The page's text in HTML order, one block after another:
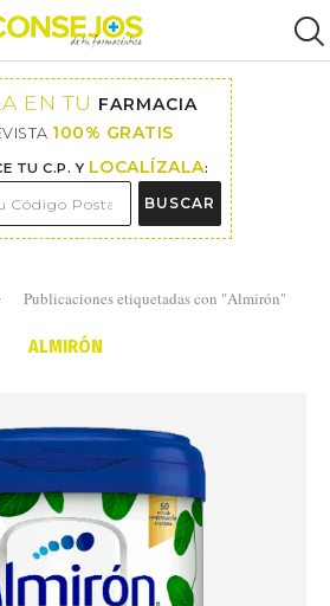
EN TU FARMACIA
100% GRATIS
TU C.P. Y LOCALÍZALA:
BUSCAR
Publicaciones etiquetadas con "Almirón"
ALMIRÓN